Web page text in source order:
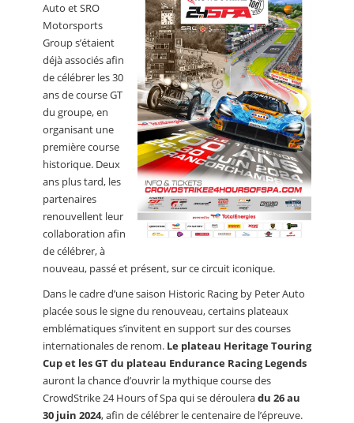
Auto et SRO
Motorsports
Group s’étaient
déjà associés afin
de célébrer les 30
ans de course GT
du groupe, en
organisant une
première course
historique. Deux
ans plus tard, les
partenaires
renouvellent leur
collaboration afin
de célébrer, à
nouveau, passé et présent, sur ce circuit iconique.
Dans le cadre d’une saison Historic Racing by Peter Auto
placée sous le signe du renouveau, certains plateaux
emblématiques s’invitent en support sur des courses
internationales de renom. Le plateau Heritage Touring
Cup et les GT du plateau Endurance Racing Legends
auront la chance d’ouvrir la mythique course des
CrowdStrike 24 Hours of Spa qui se dérouleradu 26 au
30 juin 2024, afin de célébrer le centenaire de l’épreuve.